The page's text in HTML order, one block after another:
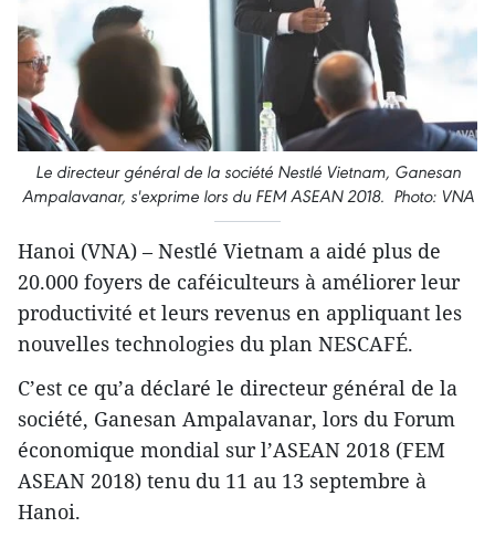
Le directeur général de la société Nestlé Vietnam, Ganesan
Ampalavanar, s'exprime lors du FEM ASEAN 2018. Photo: VNA
Hanoi (VNA) – Nestlé Vietnam a aidé plus de
20.000 foyers de caféiculteurs à améliorer leur
productivité et leurs revenus en appliquant les
nouvelles technologies du plan NESCAFÉ.
C’est ce qu’a déclaré le directeur général de la
société, Ganesan Ampalavanar, lors du Forum
économique mondial sur l’ASEAN 2018 (FEM
ASEAN 2018) tenu du 11 au 13 septembre à
Hanoi.